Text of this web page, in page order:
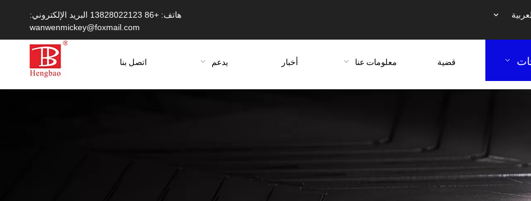
هاتف: +86 13828022123 البريد الإلكتروني:
wanwenmickey@foxmail.com
قضية معلومات عنا أخبار يدعم اتصل بنا